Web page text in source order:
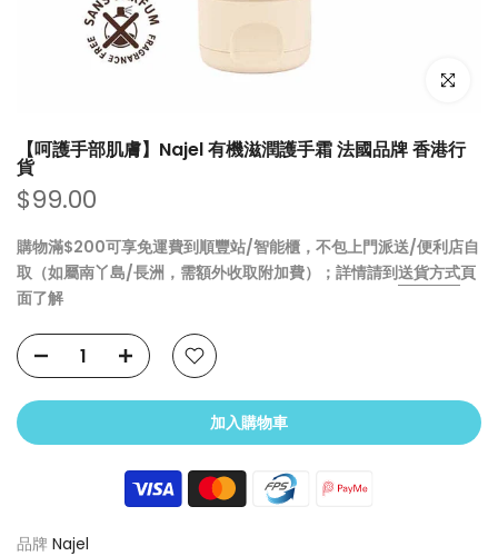
點擊放大
【呵護手部肌膚】Najel 有機滋潤護手霜 法國品牌 香港行
貨
$99.00
購物滿$200可享免運費到順豐站/智能櫃，不包上門派送/便利店自
取（如屬南丫島/長洲，需額外收取附加費）；詳情請到送貨方式頁
面了解
加入購物車
品牌 Najel